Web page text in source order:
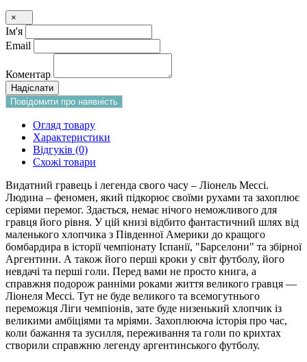
×
Ім'я
Email
Коментар
Надіслати
Повідомити про наявність
Огляд товару
Характеристики
Відгуків (0)
Схожі товари
Видатний гравець і легенда свого часу – Ліонель Мессі.
Людина – феномен, який підкорює своїми рухами та захоплює
серіями перемог. Здається, немає нічого неможливого для
гравця його рівня. У цій книзі відбито фантастичний шлях від
маленького хлопчика з Південної Америки до кращого
бомбардира в історії чемпіонату Іспанії, "Барселони" та збірної
Аргентини. А також його перші кроки у світ футболу, його
невдачі та перші голи. Перед вами не просто книга, а
справжня подорож ранніми роками життя великого гравця —
Ліонеля Мессі. Тут не буде великого та всемогутнього
переможця Ліги чемпіонів, зате буде низенький хлопчик із
великими амбіціями та мріями. Захоплююча історія про час,
коли бажання та зусилля, переживання та голи по крихтах
створили справжню легенду аргентинського футболу.